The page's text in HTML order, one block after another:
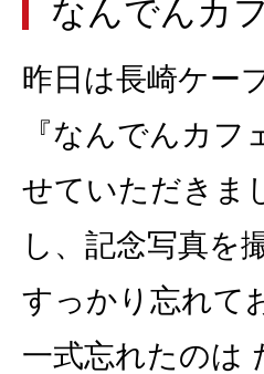
なんでんカ
昨日は長崎ケー
『なんでんカフ
せていただきま
し、記念写真を
すっかり忘れて
一式忘れたのは